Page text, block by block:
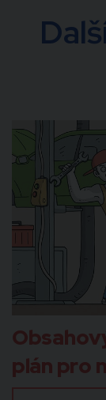
plán pro